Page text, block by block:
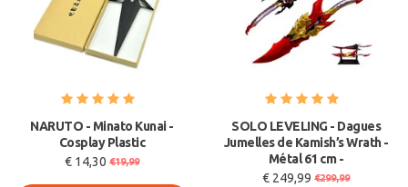
NARUTO - Minato Kunai -
Cosplay Plastic
€ 14,30 €19,99
SOLO LEVELING - Dagues
Jumelles de Kamish’s Wrath -
Métal 61 cm -
€ 249,99 €299,99